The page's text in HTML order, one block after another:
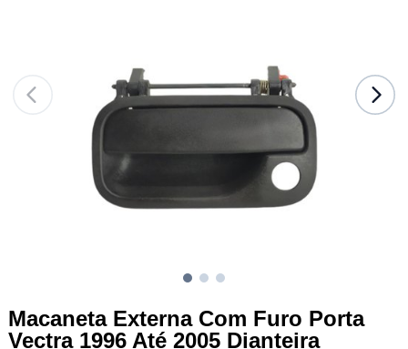
Macaneta Externa Com Furo Porta
Vectra 1996 Até 2005 Dianteira